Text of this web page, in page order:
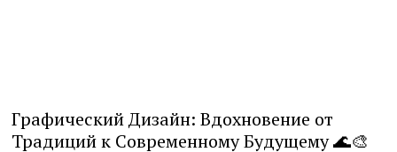
Графический Дизайн: Вдохновение от
Традиций к Современному Будущему 🌊🎨